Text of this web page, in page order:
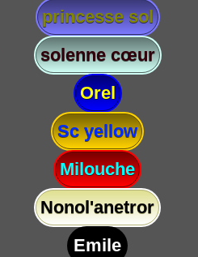
princesse sol
solenne cœur
Orel
Sc yellow
Milouche
Nonol'anetror
Emile